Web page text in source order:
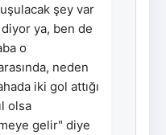
şey var
ya, ben de
o
neden
iki gol attığı
olsa
gelir" diye